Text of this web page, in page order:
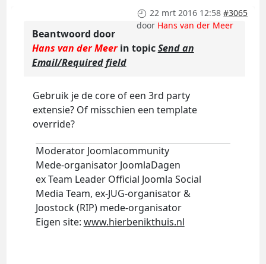
22 mrt 2016 12:58 #3065
door Hans van der Meer
Beantwoord door
Hans van der Meerin topicSend an
Email/Required field
Gebruik je de core of een 3rd party
extensie? Of misschien een template
override?
Moderator Joomlacommunity
Mede-organisator JoomlaDagen
ex Team Leader Official Joomla Social
Media Team, ex-JUG-organisator &
Joostock (RIP) mede-organisator
Eigen site: www.hierbenikthuis.nl